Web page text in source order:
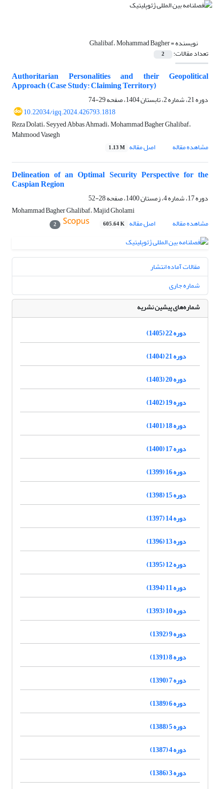
نویسنده =Ghalibaf، Mohammad Bagher
تعداد مقالات: 2
Authoritarian Personalities and their Geopolitical
Approach (Case Study: Claiming Territory)
دوره 21، شماره 2، تابستان 1404، صفحه
29-74
10.22034/igq.2024.426793.1818
Reza Dolati، Seyyed Abbas Ahmadi، Mohammad Bagher Ghalibaf،
Mahmood Vasegh
مشاهده مقاله
اصل مقاله 1.13 M
Delineation of an Optimal Security Perspective for the
Caspian Region
دوره 17، شماره 4، زمستان 1400، صفحه
28-52
Mohammad Bagher Ghalibaf، Majid Gholami
مشاهده مقاله
اصل مقاله 605.64 K
2
مقالات آماده انتشار
شماره جاری
شماره‌های پیشین نشریه
دوره 22 (1405)
دوره 21 (1404)
دوره 20 (1403)
دوره 19 (1402)
دوره 18 (1401)
دوره 17 (1400)
دوره 16 (1399)
دوره 15 (1398)
دوره 14 (1397)
دوره 13 (1396)
دوره 12 (1395)
دوره 11 (1394)
دوره 10 (1393)
دوره 9 (1392)
دوره 8 (1391)
دوره 7 (1390)
دوره 6 (1389)
دوره 5 (1388)
دوره 4 (1387)
دوره 3 (1386)